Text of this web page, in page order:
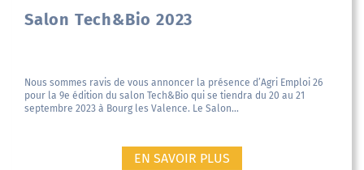
Salon Tech&Bio 2023
Nous sommes ravis de vous annoncer la présence d’Agri Emploi 26
pour la 9e édition du salon Tech&Bio qui se tiendra du 20 au 21
septembre 2023 à Bourg les Valence. Le Salon...
EN SAVOIR PLUS